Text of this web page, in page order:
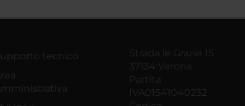
tecnico
Strada le Grazie 15
37134 Verona
Partita
IVA01541040232